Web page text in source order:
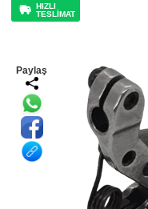
HIZLI
TESLİMAT
Paylaş